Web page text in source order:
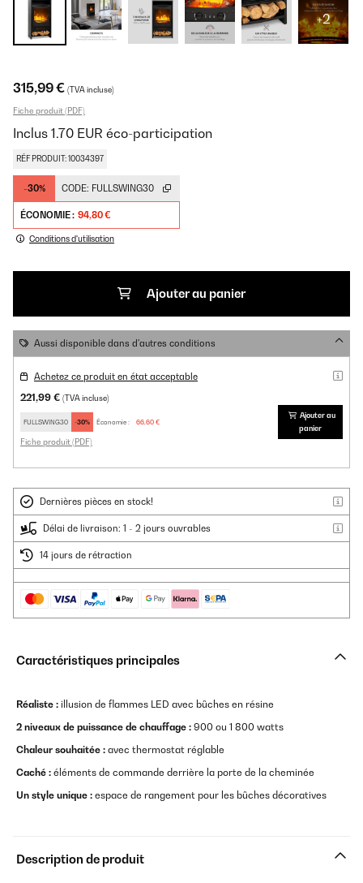
+2
315,99 € (TVA incluse)
Fiche produit (PDF)
Inclus 1.70 EUR éco-participation
RÉF PRODUIT: 10034397
-30% CODE: FULLSWING30
ÉCONOMIE : 94,80 €
Conditions d'utilisation
Ajouter au panier
Aussi disponible dans d'autres conditions
Achetez ce produit en état acceptable
221,99 € (TVA incluse)
FULLSWING30 -30% Économie : 66,60 €
Fiche produit (PDF)
Ajouter au
panier
Dernières pièces en stock!
Délai de livraison: 1 - 2 jours ouvrables
14 jours de rétraction
Caractéristiques principales
Réaliste : illusion de flammes LED avec bûches en résine
2 niveaux de puissance de chauffage : 900 ou 1 800 watts
Chaleur souhaitée : avec thermostat réglable
Caché : éléments de commande derrière la porte de la cheminée
Un style unique : espace de rangement pour les bûches décoratives
Description de produit